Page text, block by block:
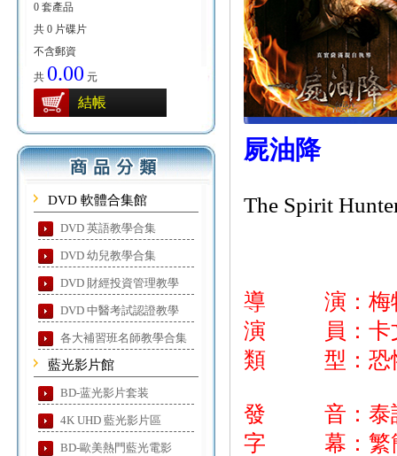
0 套產品
共 0 片碟片
不含郵資
共 0.00 元
結帳
DVD 軟體合集館
DVD 英語教學合集
DVD 幼兒教學合集
DVD 財經投資管理教學
DVD 中醫考試認證教學
各大補習班名師教學合集
藍光影片館
BD-蓝光影片套装
4K UHD 藍光影片區
BD-歐美熱門藍光電影
屍油降
The Spirit
導 演：梅特
演 員：卡文
類 型：恐
發 音：泰
字 幕：繁簡